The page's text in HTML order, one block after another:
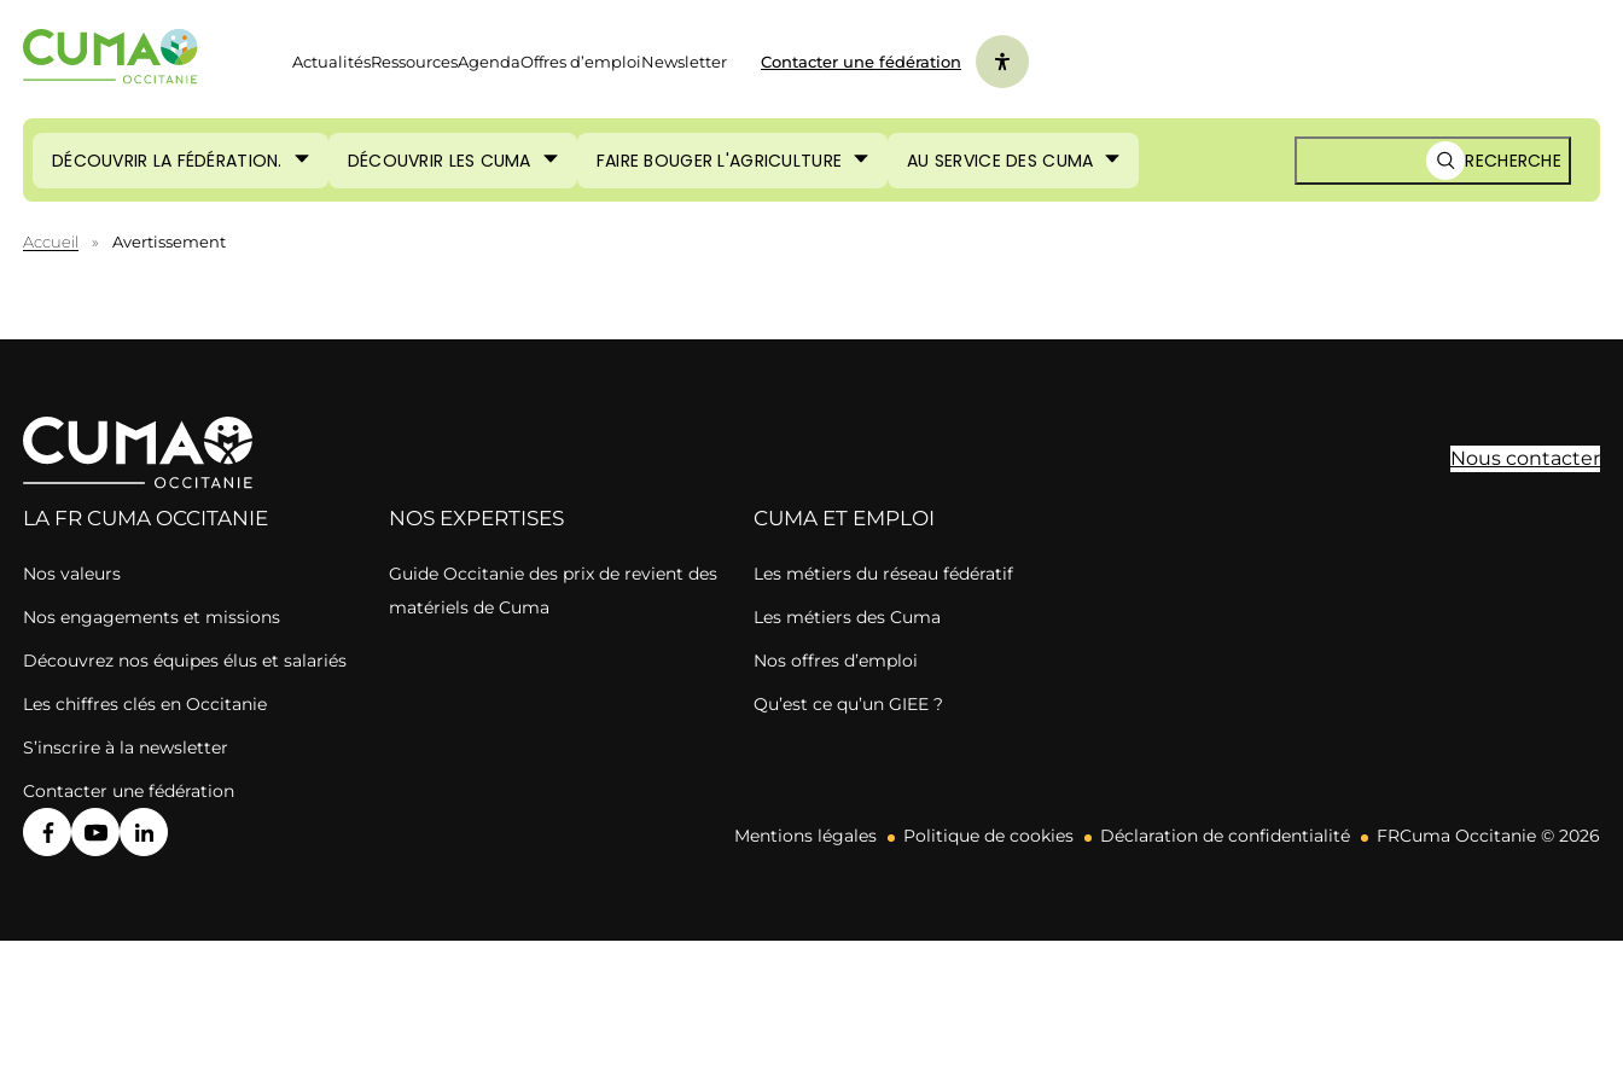
ActualitésRessourcesAgendaOffres d’emploiNewsletter Contacter une fédération
DÉCOUVRIR LA FÉDÉRATION. DÉCOUVRIR LES CUMA FAIRE BOUGER L'AGRICULTURE AU SERVICE DES CUMA RECHERCHE
Accueil » Avertissement
Nous contacter
LA FR CUMA OCCITANIE
Nos valeurs
Nos engagements et missions
Découvrez nos équipes élus et salariés
Les chiffres clés en Occitanie
S’inscrire à la newsletter
Contacter une fédération
NOS EXPERTISES
Guide Occitanie des prix de revient des
matériels de Cuma
CUMA ET EMPLOI
Les métiers du réseau fédératif
Les métiers des Cuma
Nos offres d’emploi
Qu’est ce qu’un GIEE ?
Mentions légales Politique de cookies Déclaration de confidentialité FRCuma Occitanie © 2026